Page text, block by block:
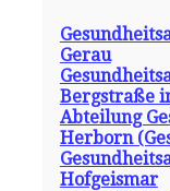
Gerau
Bergstraße
Abteilung
Herborn
Hofgeismar